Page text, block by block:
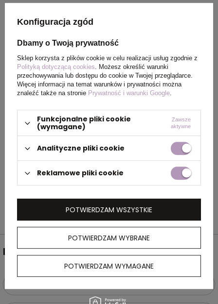
wygląd, szczególnie na materiałach
stosuje się nadruk transferowy lub sitodruk.
Jak szybko można
zrealizować zamówienie na
kapcie z logo?
Standardowy termin realizacji wynosi około 7
dni roboczych w zależności od nakładu i techniki
personalizacji. Produkty bez znakowania
dostępne w magazynie od ręki mogą być
NEWSLETTER
Konfiguracja zgód
Dbamy o Twoją prywatność
Sklep korzysta z plików cookie w celu realizacji usług zgodnie z
Polityką dotyczącą cookies. Możesz określić warunki
przechowywania lub dostępu do cookie w Twojej przeglądarce.
Więcej informacji na temat warunków i prywatności można
znaleźć także na stronie Prywatność i warunki Google.
Funkcjonalne pliki cookie
(wymagane)
Zawsze
aktywne
Analityczne pliki cookie
Reklamowe pliki cookie
POTWIERDZAM WYBRANE
POTWIERDZAM WYMAGANE
POTWIERDZAM WSZYSTKIE